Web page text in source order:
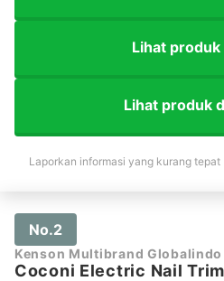
Lihat produk
Lihat produk
Laporkan informasi yang kurang tepat
No.2
Kenson Multibrand Globalindo
Coconi Electric Nail